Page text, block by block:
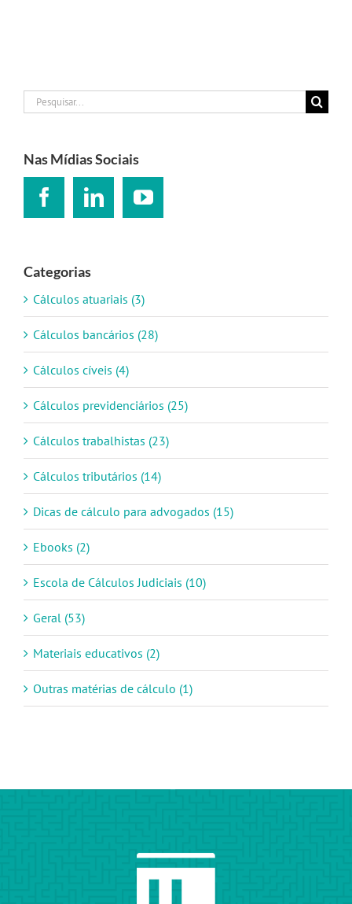
Buscar
resultados
Nas Mídias Sociais
Categorias
Cálculos atuariais (3)
Cálculos bancários (28)
Cálculos cíveis (4)
Cálculos previdenciários (25)
Cálculos trabalhistas (23)
Cálculos tributários (14)
Dicas de cálculo para advogados (15)
Ebooks (2)
Escola de Cálculos Judiciais (10)
Geral (53)
Materiais educativos (2)
Outras matérias de cálculo (1)